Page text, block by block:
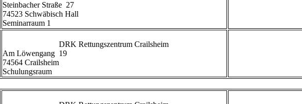
Steinbacher Straße  27
74523 Schwäbisch Hall
Seminarraum 1
Am Löwengang  19
74564 Crailsheim
Schulungsraum